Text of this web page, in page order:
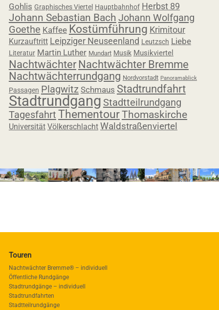
Gohlis Graphisches Viertel Hauptbahnhof Herbst 89
Johann Sebastian Bach Johann Wolfgang
Goethe Kaffee Kostümführung Krimitour
Kurzauftritt Leipziger Neuseenland Leutzsch Liebe
Literatur Martin Luther Mundart Musik Musikviertel
NachtwächterNachtwächter Bremme
Nachtwächterrundgang Nordvorstadt Panoramablick
Passagen Plagwitz Schmaus Stadtrundfahrt
Stadtrundgang Stadtteilrundgang
Tagesfahrt ThementourThomaskirche
Universität Völkerschlacht Waldstraßenviertel
Touren
Nachtwächter Bremme® – individuell
Öffentliche Rundgänge
Stadtrundgänge – individuell
Stadtrundfahrten
Stadtteilrundgänge